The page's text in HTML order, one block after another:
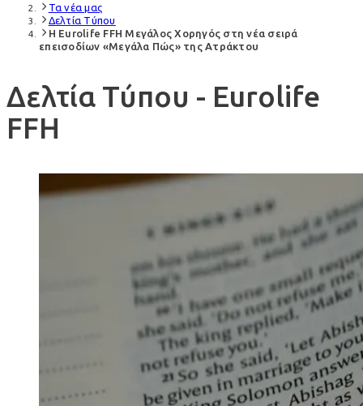
Τα νέα μας
Δελτία Τύπου
Η Eurolife FFH Μεγάλος Χορηγός στη νέα σειρά
επεισοδίων «Μεγάλα Πώς» της Ατράκτου
Δελτία Τύπου - Eurolife
FFH